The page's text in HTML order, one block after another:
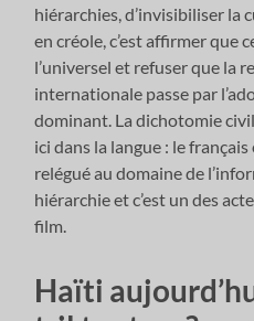
hiérarchies, d’invisibiliser la
en créole, c’est affirmer que
l’universel et refuser que la
internationale passe par
dominant. La dichotomie
ici dans la langue : le
relégué au domaine de
hiérarchie et c’est un des
film.
Haïti